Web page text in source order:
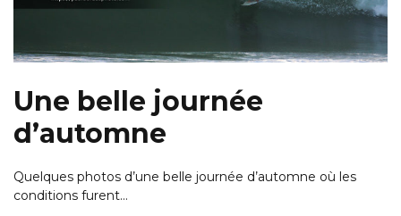
Une belle journée
d’automne
Quelques photos d’une belle journée d’automne où les
conditions furent…